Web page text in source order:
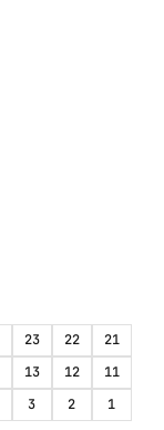
23 22
21
13 12
11
3 2 1